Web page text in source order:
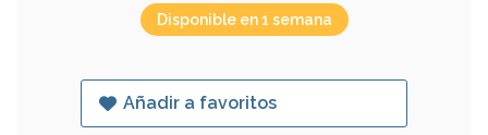
Disponible en 1 semana
Añadir a favoritos